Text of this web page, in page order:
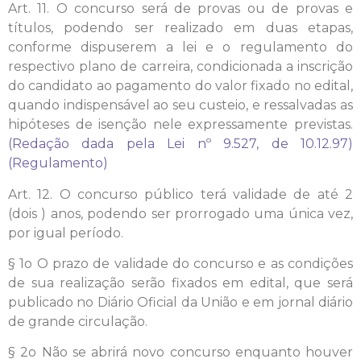
Art. 11. O concurso será de provas ou de provas e
títulos, podendo ser realizado em duas etapas,
conforme dispuserem a lei e o regulamento do
respectivo plano de carreira, condicionada a inscrição
do candidato ao pagamento do valor fixado no edital,
quando indispensável ao seu custeio, e ressalvadas as
hipóteses de isenção nele expressamente previstas.
(Redação dada pela Lei nº 9.527, de 10.12.97)
(Regulamento)
Art. 12. O concurso público terá validade de até 2
(dois ) anos, podendo ser prorrogado uma única vez,
por igual período.
§ 1o O prazo de validade do concurso e as condições
de sua realização serão fixados em edital, que será
publicado no Diário Oficial da União e em jornal diário
de grande circulação.
§ 2o Não se abrirá novo concurso enquanto houver